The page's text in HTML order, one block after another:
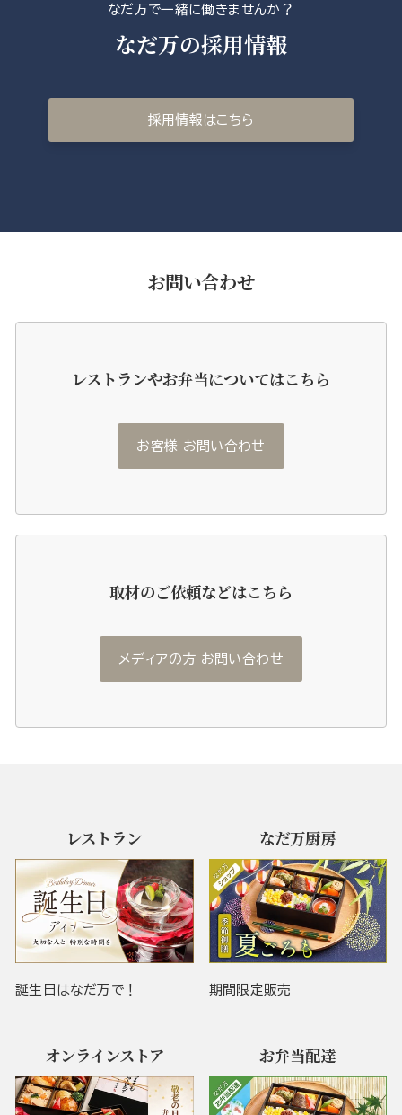
なだ万で一緒に働きませんか？
なだ万の採用情報
採用情報はこちら
お問い合わせ
レストランやお弁当についてはこちら
お客様 お問い合わせ
取材のご依頼などはこちら
メディアの方 お問い合わせ
レストラン
誕生日はなだ万で！
なだ万厨房
期間限定販売
オンラインストア お弁当配達